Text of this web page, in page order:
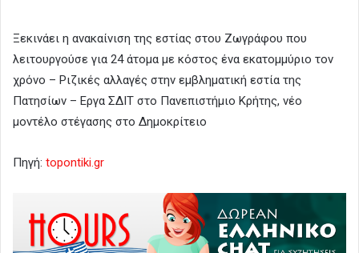
Ξεκινάει η ανακαίνιση της εστίας στου Ζωγράφου που
λειτουργούσε για 24 άτομα με κόστος ένα εκατομμύριο τον
χρόνο – Ριζικές αλλαγές στην εμβληματική εστία της
Πατησίων – Εργα ΣΔΙΤ στο Πανεπιστήμιο Κρήτης, νέο
μοντέλο στέγασης στο Δημοκρίτειο
Πηγή: topontiki.gr